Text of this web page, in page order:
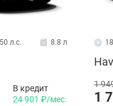
SC-01
л.с. 8.8 л
В кредит
24 901 ₽/мес.
1
1